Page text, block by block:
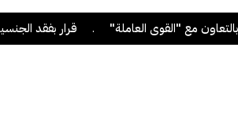
. قرار بفقد الجنسية من 9 أشخاص